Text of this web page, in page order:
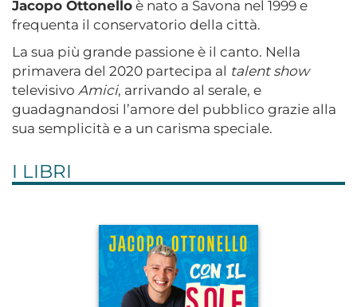
Jacopo Ottonello è nato a Savona nel 1999 e
frequenta il conservatorio della città.
La sua più grande passione è il canto. Nella
primavera del 2020 partecipa al talent show
televisivo Amici, arrivando al serale, e
guadagnandosi l’amore del pubblico grazie alla
sua semplicità e a un carisma speciale.
I LIBRI